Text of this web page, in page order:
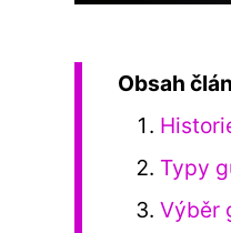
Obsah
Typy
Výběr